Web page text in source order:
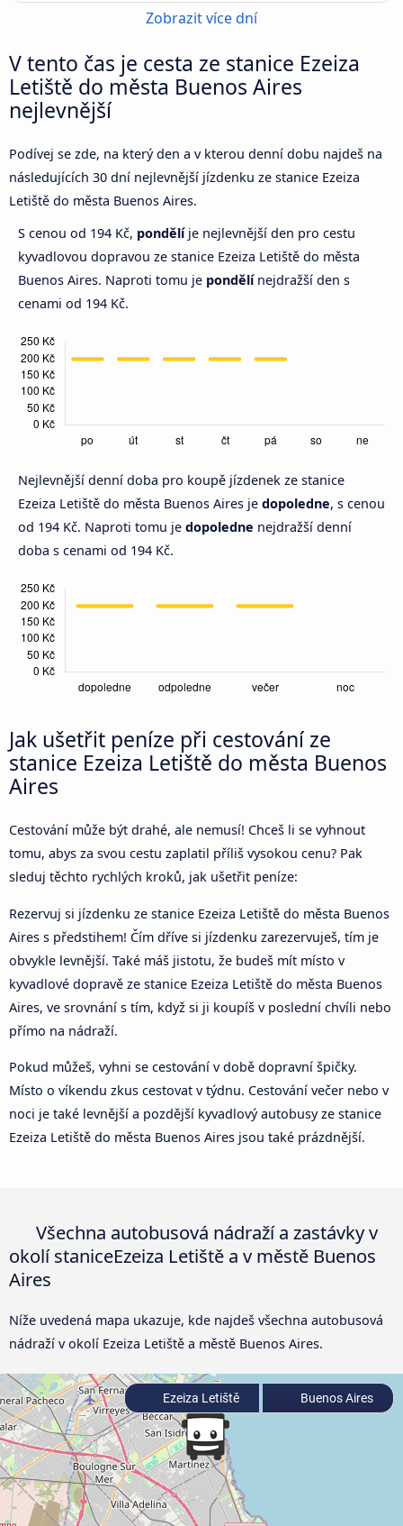
Zobrazit více dní
V tento čas je cesta ze stanice Ezeiza
Letiště do města Buenos Aires
nejlevnější
Podívej se zde, na který den a v kterou denní dobu najdeš na
následujících 30 dní nejlevnější jízdenku ze stanice Ezeiza
Letiště do města Buenos Aires.
S cenou od 194 Kč, pondělíje nejlevnější den pro cestu
kyvadlovou dopravou ze stanice Ezeiza Letiště do města
Buenos Aires. Naproti tomu je pondělínejdražší den s
cenami od 194 Kč.
Nejlevnější denní doba pro koupě jízdenek ze stanice
Ezeiza Letiště do města Buenos Aires je dopoledne, s cenou
od 194 Kč. Naproti tomu je dopoledne nejdražší denní
doba s cenami od 194 Kč.
Jak ušetřit peníze při cestování ze
stanice Ezeiza Letiště do města Buenos
Aires
Cestování může být drahé, ale nemusí! Chceš li se vyhnout
tomu, abys za svou cestu zaplatil příliš vysokou cenu? Pak
sleduj těchto rychlých kroků, jak ušetřit peníze:
Rezervuj si jízdenku ze stanice Ezeiza Letiště do města Buenos
Aires s předstihem! Čím dříve si jízdenku zarezervuješ, tím je
obvykle levnější. Také máš jistotu, že budeš mít místo v
kyvadlové dopravě ze stanice Ezeiza Letiště do města Buenos
Aires, ve srovnání s tím, když si ji koupíš v poslední chvíli nebo
přímo na nádraží.
Pokud můžeš, vyhni se cestování v době dopravní špičky.
Místo o víkendu zkus cestovat v týdnu. Cestování večer nebo v
noci je také levnější a pozdější kyvadlový autobusy ze stanice
Ezeiza Letiště do města Buenos Aires jsou také prázdnější.
Všechna autobusová nádraží a zastávky v
okolí staniceEzeiza Letiště a v městě Buenos
Aires
Níže uvedená mapa ukazuje, kde najdeš všechna autobusová
nádraží v okolí Ezeiza Letiště a městě Buenos Aires.
Ezeiza Letiště Buenos Aires